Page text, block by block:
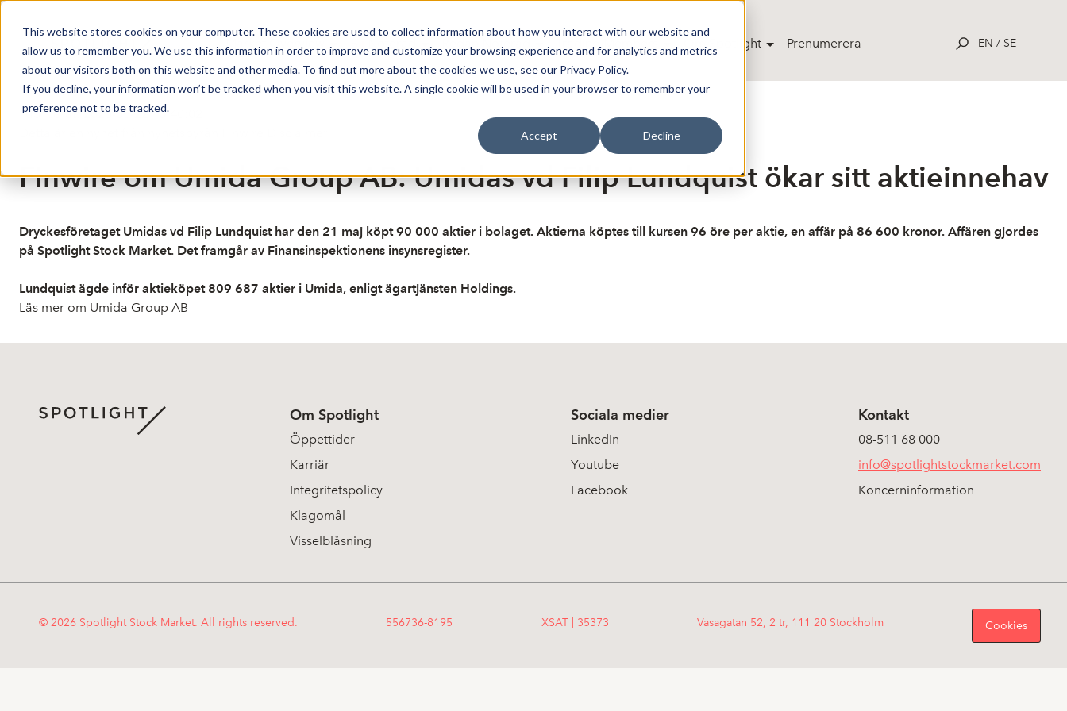
This website stores cookies on your computer. These cookies are used to collect information about how you interact with our website and
allow us to remember you. We use this information in order to improve and customize your browsing experience and for analytics and metrics
about our visitors both on this website and other media. To find out more about the cookies we use, see our Privacy Policy.
If you decline, your information won’t be tracked when you visit this website. A single cookie will be used in your browser to remember your
preference not to be tracked.
Accept Decline
Om Spotlight Prenumerera EN / SE
Publicerat: 2026-05-22 10:40:02
Finwire om Umida Group AB: Umidas vd Filip Lundquist ökar sitt aktieinnehav
Dryckesföretaget Umidas vd Filip Lundquist har den 21 maj köpt 90 000 aktier i bolaget. Aktierna köptes till kursen 96 öre per aktie, en affär på 86 600 kronor. Affären gjordes
på Spotlight Stock Market. Det framgår av Finansinspektionens insynsregister.
Lundquist ägde inför aktieköpet 809 687 aktier i Umida, enligt ägartjänsten Holdings.
Läs mer om Umida Group AB
Om Spotlight
Öppettider
Karriär
Integritetspolicy
Klagomål
Visselblåsning
Sociala medier
LinkedIn
Youtube
Facebook
Kontakt
08-511 68 000
info@spotlightstockmarket.com
Koncerninformation
© 2026 Spotlight Stock Market. All rights reserved. 556736-8195 XSAT | 35373 Vasagatan 52, 2 tr, 111 20 Stockholm Cookies